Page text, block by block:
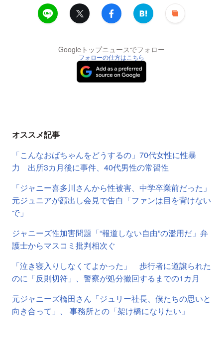
Googleトップニュースでフォロー
フォローの仕方はこちら
オススメ記事
「こんなおばちゃんをどうするの」70代女性に性暴
力 出所3カ月後に事件、40代男性の常習性
「ジャニー喜多川さんから性被害、中学卒業前だった」
元ジュニアが顔出し会見で告白「ファンは目を背けない
で」
ジャニーズ性加害問題「“報道しない自由”の濫用だ」弁
護士からマスコミ批判相次ぐ
「泣き寝入りしなくてよかった」 歩行者に道譲られた
のに「反則切符」、警察が処分撤回するまでの1カ月
元ジャニーズ橋田さん「ジュリー社長、僕たちの思いと
向き合って」、 事務所との「架け橋になりたい」